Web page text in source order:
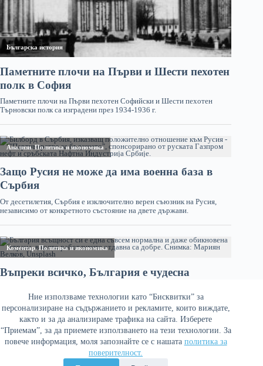
Ние използваме технологии като “Бисквитки” за
персонализиране на съдържанието и рекламите, които виждате,
както и за да анализираме трафика на сайта. Изберете
“Приемам”, за да приемете използването на тези технологии. За
повече информация, моля запознайте се с нашата политика за
поверителност.
Политика за поверителност